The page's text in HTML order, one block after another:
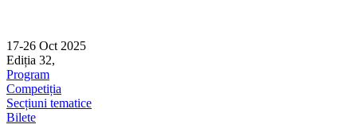
17-26 Oct 2025
Ediția 32,
Program
Competiția
Secțiuni tematice
Bilete